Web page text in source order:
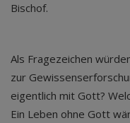
Bischof.
Als Fragezeichen
zur
eigentlich mit Gott?
Ein Leben ohne Gott